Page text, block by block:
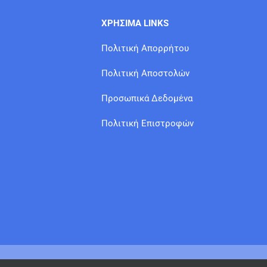
ΧΡΗΣΙΜΑ LINKS
Πολιτική Απορρήτου
Πολιτική Αποστολών
Προσωπικά Δεδομένα
Πολιτική Επιστροφών